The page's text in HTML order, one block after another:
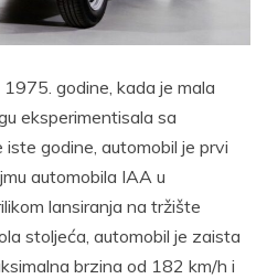
godine, kada je mala
eksperimentisala sa
iste godine, automobil je prvi
automobila IAA u
lansiranja na tržište
stoljeća, automobil je zaista
brzina od 182 km/h i